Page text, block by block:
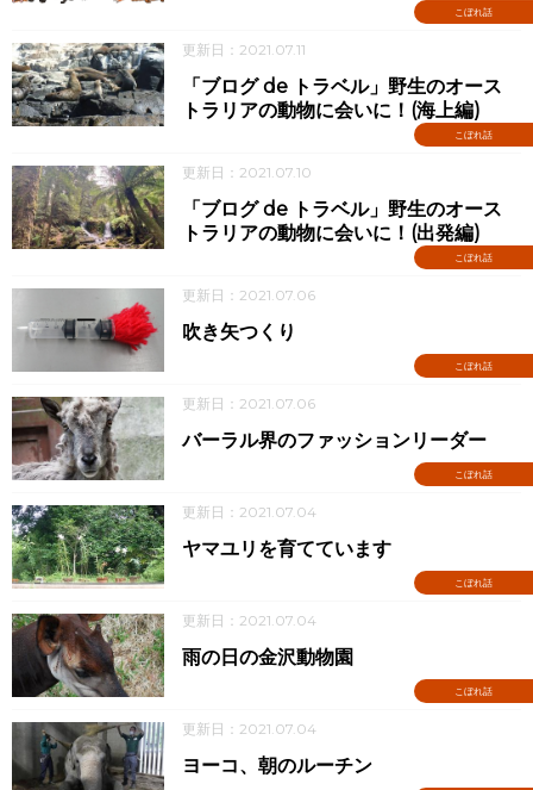
こぼれ話
更新日：2021.07.11
こぼれ話
「ブログ de トラベル」野生のオース
トラリアの動物に会いに！(海上編)
更新日：2021.07.10
こぼれ話
「ブログ de トラベル」野生のオース
トラリアの動物に会いに！(出発編)
更新日：2021.07.06
こぼれ話
吹き矢つくり
更新日：2021.07.06
こぼれ話
バーラル界のファッションリーダー
更新日：2021.07.04
こぼれ話
ヤマユリを育てています
更新日：2021.07.04
こぼれ話
雨の日の金沢動物園
更新日：2021.07.04
ヨーコ、朝のルーチン